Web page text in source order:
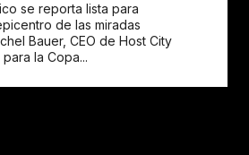
se reporta lista para
de las miradas
Bauer, CEO de Host City
la Copa...